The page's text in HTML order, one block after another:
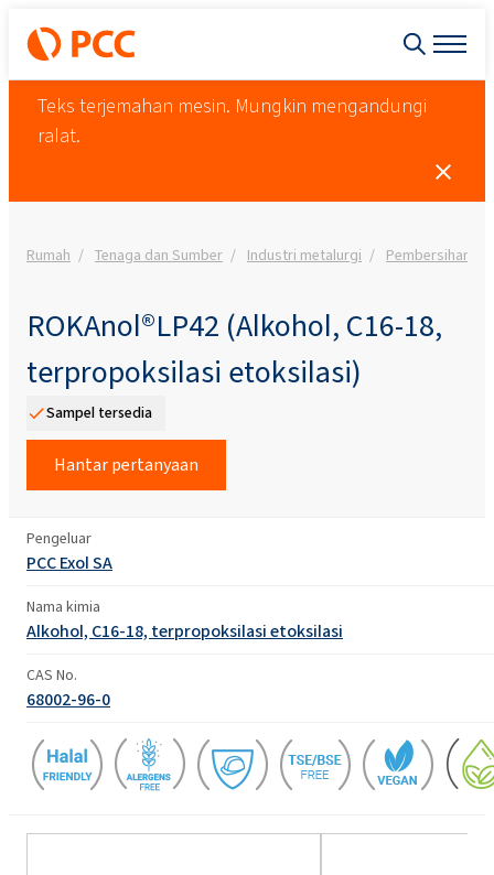
Teks terjemahan mesin. Mungkin mengandungi
ralat.
Rumah Tenaga dan Sumber Industri metalurgi Pembersihan
ROKAnol®LP42 (Alkohol, C16-18,
terpropoksilasi etoksilasi)
Sampel tersedia
Hantar pertanyaan
Pengeluar
PCC Exol SA
Nama kimia
Alkohol, C16-18, terpropoksilasi etoksilasi
CAS No.
68002-96-0